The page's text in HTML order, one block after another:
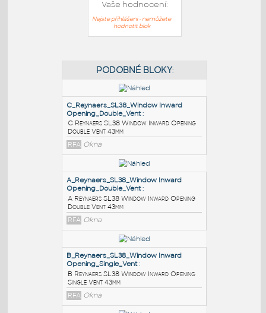
Vaše hodnocení:
Nejste přihlášeni - nemůžete
hodnotit blok
PODOBNÉ BLOKY
C_Reynaers_SL38_Window Inward
Opening_Double_Vent
C Reynaers SL38 Window Inward Opening
Double Vent 43mm
RFA Okna
A_Reynaers_SL38_Window Inward
Opening_Double_Vent: